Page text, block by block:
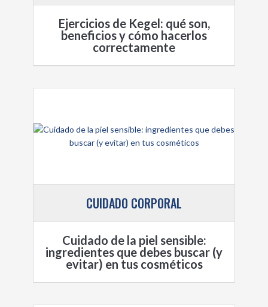
Ejercicios de Kegel: qué son,
beneficios y cómo hacerlos
correctamente
CUIDADO CORPORAL
Cuidado de la piel sensible:
ingredientes que debes buscar (y
evitar) en tus cosméticos